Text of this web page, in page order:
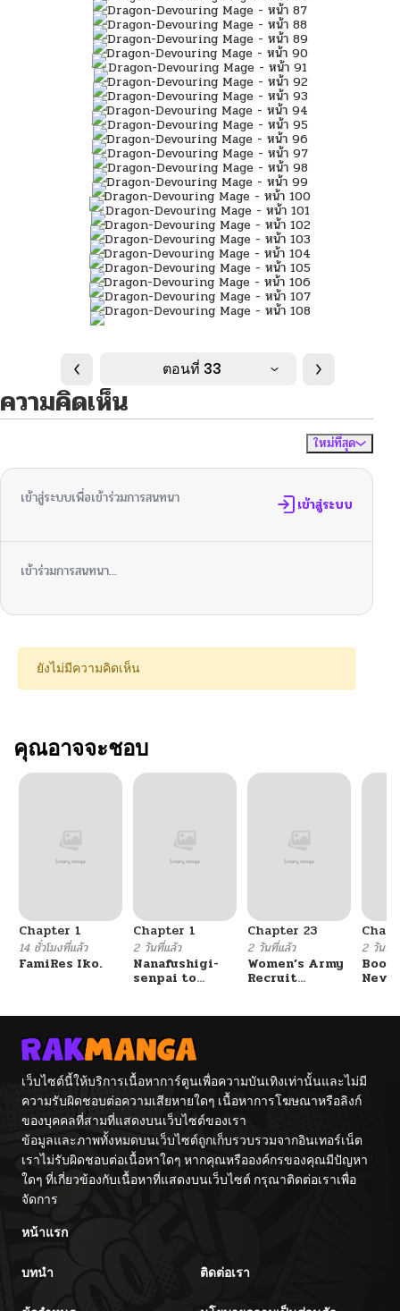
ตอนที่ 33
ความคิดเห็น
ใหม่ที่สุด
เข้าสู่ระบบเพื่อเข้าร่วมการสนทนา เข้าสู่ระบบ
เข้าร่วมการสนทนา...
ยังไม่มีความคิดเห็น
คุณอาจจะชอบ
Chapter 1
14 ชั่วโมงที่แล้ว
FamiRes Iko.
Chapter 1
2 วันที่แล้ว
Nanafushigi-
senpai to
Chapter 23
2 วันที่แล้ว
Women’s Army
Recruit
2 วันที่แ
เว็บไซต์นี้ให้บริการเนื้อหาการ์ตูนเพื่อความบันเทิงเท่านั้นและไม่มี
ความรับผิดชอบต่อความเสียหายใดๆ เนื้อหาการโฆษณาหรือลิงก์
ของบุคคลที่สามที่แสดงบนเว็บไซต์ของเรา
ข้อมูลและภาพทั้งหมดบนเว็บไซต์ถูกเก็บรวบรวมจากอินเทอร์เน็ต
เราไม่รับผิดชอบต่อเนื้อหาใดๆ หากคุณหรือองค์กรของคุณมีปัญหา
ใดๆ ที่เกี่ยวข้องกับเนื้อหาที่แสดงบนเว็บไซต์ กรุณาติดต่อเราเพื่อ
จัดการ
หน้าแรก
บทนำ ติดต่อเรา